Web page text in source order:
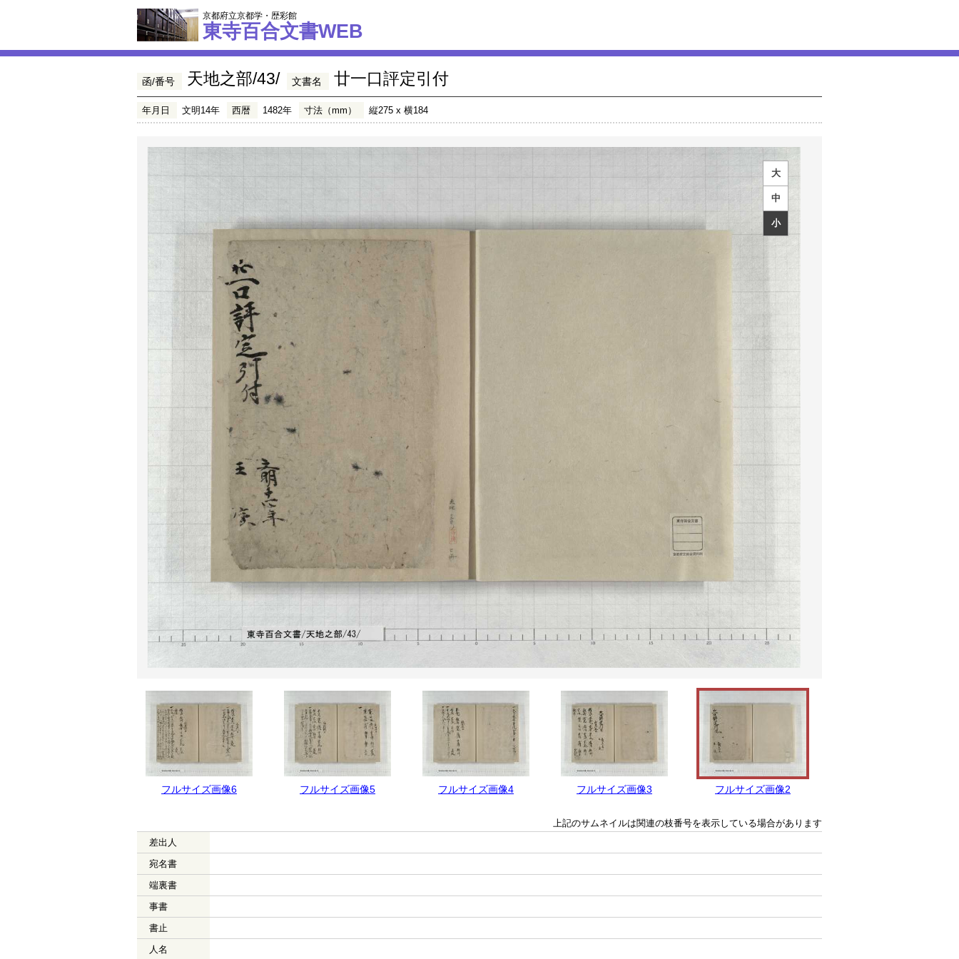
京都府立京都学・歴彩館
東寺百合文書WEB
函/番号 天地之部/43/ 文書名 廿一口評定引付
年月日 文明14年 西暦 1482年 寸法（mm） 縦275 x 横184
大
中
小
フルサイズ画像6 フルサイズ画像5 フルサイズ画像4 フルサイズ画像3 フルサイズ画像2
上記のサムネイルは関連の枝番号を表示している場合があります
差出人
宛名書
端裏書
事書
書止
人名